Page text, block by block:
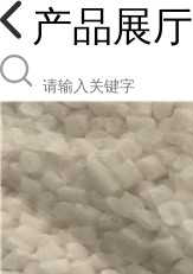
产品展厅